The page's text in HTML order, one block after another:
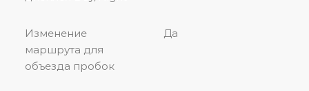
Изменение
маршрута для
объезда пробок
Да